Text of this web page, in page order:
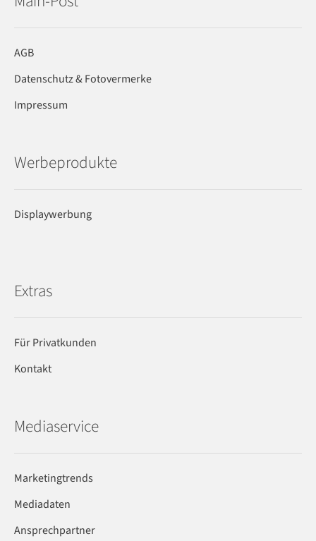
AGB
Datenschutz & Fotovermerke
Impressum
Werbeprodukte
Displaywerbung
Extras
Für Privatkunden
Kontakt
Mediaservice
Marketingtrends
Mediadaten
Ansprechpartner